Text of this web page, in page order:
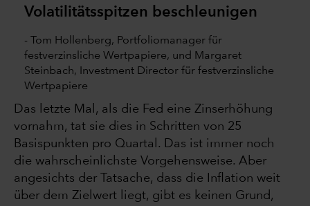
Volatilitätsspitzen beschleunigen
- Tom Hollenberg, Portfoliomanager für
festverzinsliche Wertpapiere, und Margaret
Steinbach, Investment Director für festverzinsliche
Wertpapiere
Das letzte Mal, als die Fed eine Zinserhöhung
vornahm, tat sie dies in Schritten von 25
Basispunkten pro Quartal. Das ist immer noch
die wahrscheinlichste Vorgehensweise. Aber
angesichts der Tatsache, dass die Inflation weit
über dem Zielwert liegt, gibt es keinen Grund,